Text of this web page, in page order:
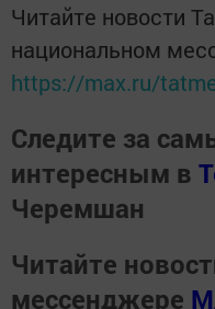
Читайте новости
национальном
https://max.ru/
Следите за
интересным в
Черемшан
Читайте
мессенджере